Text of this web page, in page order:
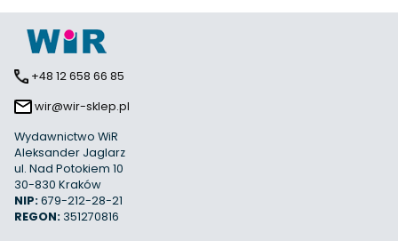
+48 12 658 66 85
wir@wir-sklep.pl
Wydawnictwo WiR
Aleksander Jaglarz
ul. Nad Potokiem 10
30-830 Kraków
NIP:679-212-28-21
REGON: 351270816